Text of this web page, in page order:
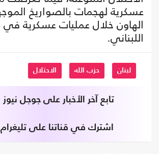
عسكرية لهجمات بالصواريخ
الهاون خلال عمليات عسكرية
اللبناني.
لبنان حزب الله الاحتلال
تابع آخر الأخبار على جوجل نيوز
اشترك في قناتنا على تليغرام